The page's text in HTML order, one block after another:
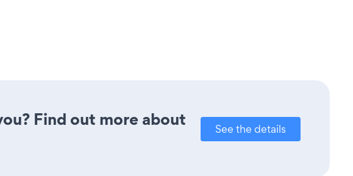
Find out more about
See the details